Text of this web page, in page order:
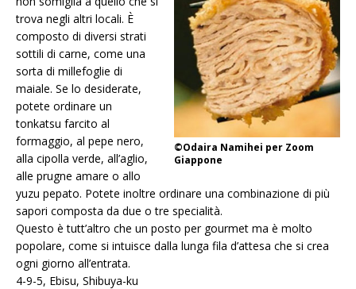
©Odaira Namihei per Zoom
Giappone
trova negli altri locali. È
composto di diversi strati
sottili di carne, come una
sorta di millefoglie di
maiale. Se lo desiderate,
potete ordinare un
tonkatsu farcito al
formaggio, al pepe nero,
alla cipolla verde, all’aglio,
alle prugne amare o allo
yuzu pepato. Potete inoltre ordinare una combinazione di più
sapori composta da due o tre specialità.
Questo è tutt’altro che un posto per gourmet ma è molto
popolare, come si intuisce dalla lunga fila d’attesa che si crea
ogni giorno all’entrata.
4-9-5, Ebisu, Shibuya-ku